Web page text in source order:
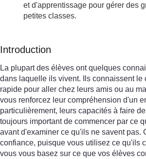
et d'apprentissage pour gérer des
petites classes.
Introduction
La plupart des élèves ont quelques
dans laquelle ils vivent. Ils connaissent le
rapide pour aller chez leurs amis ou au
vous renforcez leur compréhension d'un
particulièrement, leurs capacités à faire
toujours important de commencer par ce
avant d'examiner ce qu'ils ne savent pas.
confiance, puisque vous utilisez ce qu'ils
vous vous basez sur ce que vos élèves